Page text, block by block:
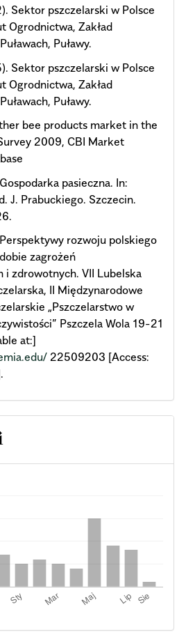
Sektor pszczelarski w Polsce
Ogrodnictwa, Zakład
Puławy.
Sektor pszczelarski w Polsce
Ogrodnictwa, Zakład
Puławy.
bee products market in the
2009, CBI Market
pasieczna. In:
J. Prabuckiego. Szczecin.
rozwoju polskiego
zagrożeń
i zdrowotnych. VII Lubelska
II Międzynarodowe
„Pszczelarstwo w
Pszczela Wola 19-21
at:]
22509203 [Access: